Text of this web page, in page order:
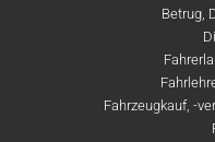
Betrug,
Fahrzeugkauf, -